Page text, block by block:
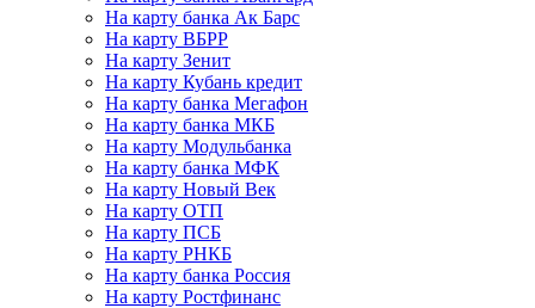
На карту банка Ак Барс
На карту ВБРР
На карту Зенит
На карту Кубань кредит
На карту банка Мегафон
На карту банка МКБ
На карту Модульбанка
На карту банка МФК
На карту Новый Век
На карту ОТП
На карту ПСБ
На карту РНКБ
На карту банка Россия
На карту Ростфинанс